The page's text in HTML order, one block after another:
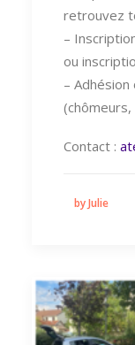
retrouvez
–
ou
–
(chômeurs,
Contact :
by Julie